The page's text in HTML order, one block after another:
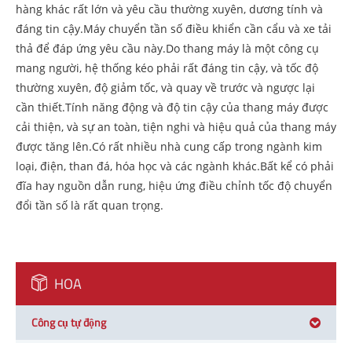
hàng khác rất lớn và yêu cầu thường xuyên, dương tính và
đáng tin cậy.Máy chuyển tần số điều khiển cần cẩu và xe tải
thả để đáp ứng yêu cầu này.Do thang máy là một công cụ
mang người, hệ thống kéo phải rất đáng tin cậy, và tốc độ
thường xuyên, độ giảm tốc, và quay về trước và ngược lại
cần thiết.Tính năng động và độ tin cậy của thang máy được
cải thiện, và sự an toàn, tiện nghi và hiệu quả của thang máy
được tăng lên.Có rất nhiều nhà cung cấp trong ngành kim
loại, điện, than đá, hóa học và các ngành khác.Bất kể có phải
đĩa hay nguồn dẫn rung, hiệu ứng điều chỉnh tốc độ chuyển
đổi tần số là rất quan trọng.
HOA
Công cụ tự động